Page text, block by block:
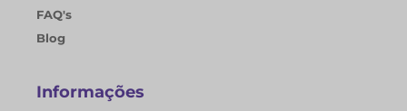
FAQ's
Blog
Informações